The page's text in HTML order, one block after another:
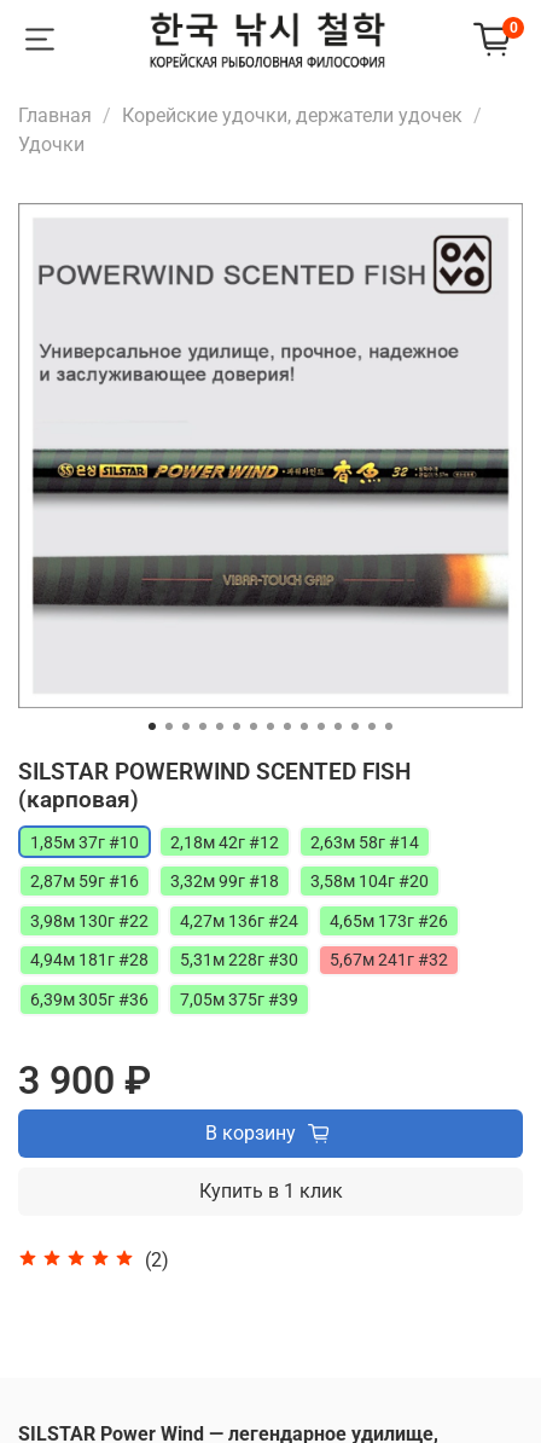
0
Главная
Корейские удочки, держатели удочек
Удочки
SILSTAR POWERWIND SCENTED FISH
(карповая)
(2)
1,85м 37г #10 2,18м 42г #12 2,63м 58г #14
2,87м 59г #16 3,32м 99г #18 3,58м 104г #20
3,98м 130г #22 4,27м 136г #24 4,65м 173г #26
4,94м 181г #28 5,31м 228г #30 5,67м 241г #32
6,39м 305г #36 7,05м 375г #39
3 900 ₽
В корзину
Купить в 1 клик
SILSTAR Power Wind — легендарное удилище,